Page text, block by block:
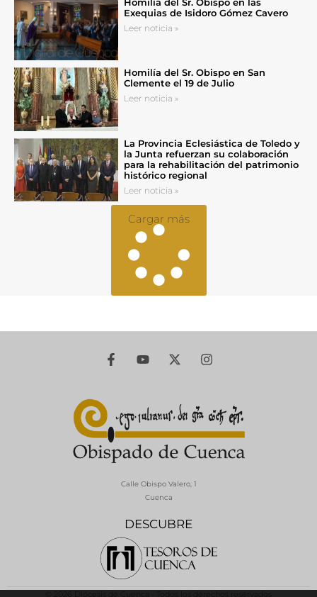
Exequias de Isidoro Gómez Cavero
Leer noticia »
Homilía del Sr. Obispo en San
Clemente el 19 de Julio
Leer noticia »
La Provincia Eclesiástica de Toledo y
la Junta refuerzan su colaboración
para la rehabilitación del patrimonio
histórico regional
Leer noticia »
Cargar más
DESCUBRE
Calle Obispo Valero, 1
Cuenca